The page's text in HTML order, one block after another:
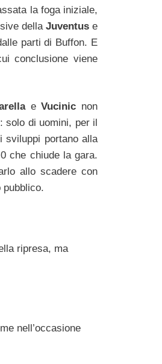
la foga iniziale,
della Juventus e
parti di Buffon. E
conclusione viene
eVucinic non
di uomini, per il
sviluppi portano alla
che chiude la gara.
allo scadere con
pubblico.
ripresa, ma
nell’occasione